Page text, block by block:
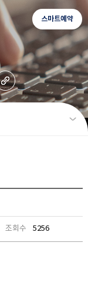
스마트예약
조회수 5256